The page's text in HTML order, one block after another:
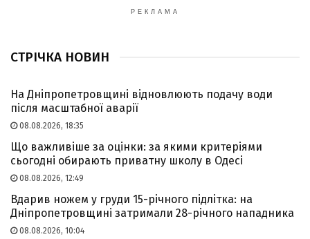
РЕКЛАМА
СТРІЧКА НОВИН
На Дніпропетровщині відновлюють подачу води
після масштабної аварії
08.08.2026, 18:35
Що важливіше за оцінки: за якими критеріями
сьогодні обирають приватну школу в Одесі
08.08.2026, 12:49
Вдарив ножем у груди 15-річного підлітка: на
Дніпропетровщині затримали 28-річного нападника
08.08.2026, 10:04